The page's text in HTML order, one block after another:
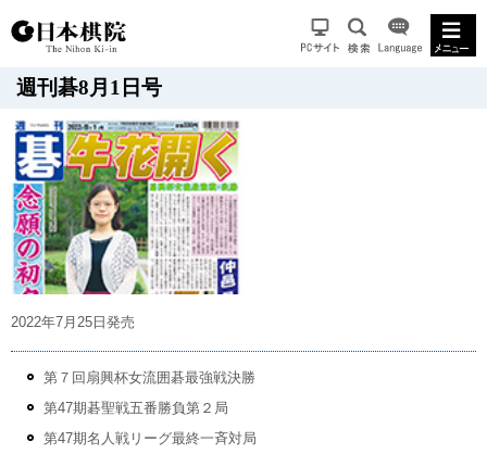
週刊碁8月1日号
2022年7月25日発売
第７回扇興杯女流囲碁最強戦決勝
第47期碁聖戦五番勝負第２局
第47期名人戦リーグ最終一斉対局